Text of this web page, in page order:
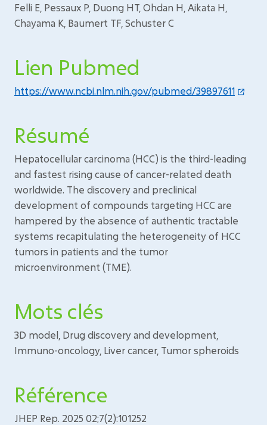
Felli E, Pessaux P, Duong HT, Ohdan H, Aikata H,
Chayama K, Baumert TF, Schuster C
Lien Pubmed
https://www.ncbi.nlm.nih.gov/pubmed/39897611
Résumé
Hepatocellular carcinoma (HCC) is the third-leading
and fastest rising cause of cancer-related death
worldwide. The discovery and preclinical
development of compounds targeting HCC are
hampered by the absence of authentic tractable
systems recapitulating the heterogeneity of HCC
tumors in patients and the tumor
microenvironment (TME).
Mots clés
3D model, Drug discovery and development,
Immuno-oncology, Liver cancer, Tumor spheroids
Référence
JHEP Rep. 2025 02;7(2):101252